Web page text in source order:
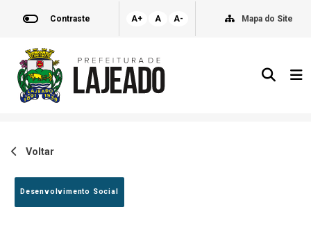
Contraste A+ A A- Mapa do Site
Voltar
Desenvolvimento Social